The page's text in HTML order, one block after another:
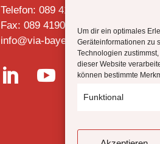
Um dir ein optimales
Geräteinformationen zu
Technologien
dieser Website
können bestimmte
Funktional
Telefon: 089 4190 2728
Fax: 089 4190 2727
info@via-bayern.de
 